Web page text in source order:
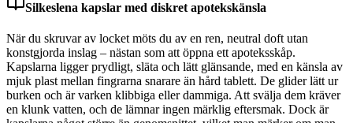
Silkeslena kapslar med diskret apotekskänsla
När du skruvar av locket möts du av en ren, neutral doft utan
konstgjorda inslag – nästan som att öppna ett apoteksskåp.
Kapslarna ligger prydligt, släta och lätt glänsande, med en känsla av
mjuk plast mellan fingrarna snarare än hård tablett. De glider lätt ur
burken och är varken klibbiga eller dammiga. Att svälja dem kräver
en klunk vatten, och de lämnar ingen märklig eftersmak. Dock är